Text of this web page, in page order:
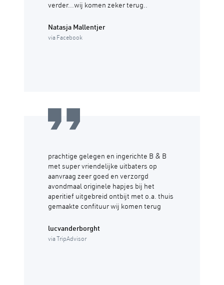
verder...wij komen zeker terug..
Natasja Mallentjer
via Facebook
prachtige gelegen en ingerichte B & B
met super vriendelijke uitbaters op
aanvraag zeer goed en verzorgd
avondmaal originele hapjes bij het
aperitief uitgebreid ontbijt met o.a. thuis
gemaakte confituur wij komen terug
lucvanderborght
via TripAdvisor